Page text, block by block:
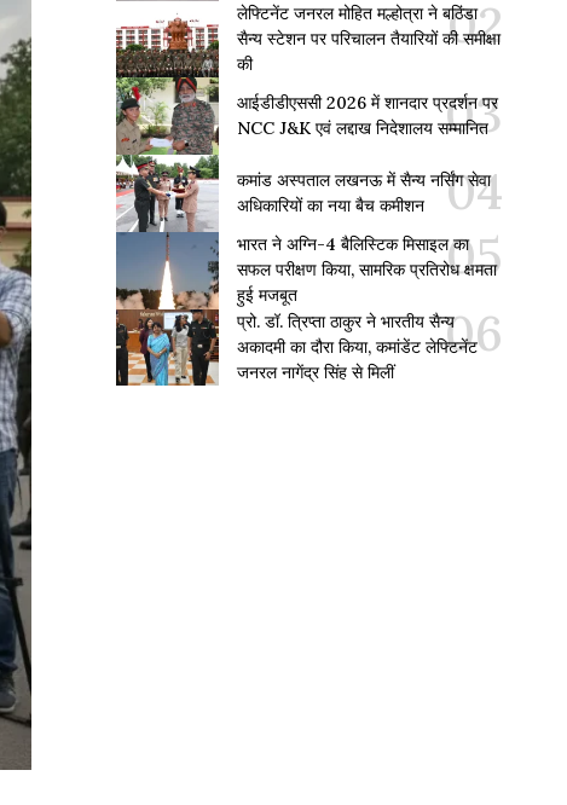
लेफ्टिनेंट जनरल मोहित मल्होत्रा ने बठिंडा
सैन्य स्टेशन पर परिचालन तैयारियों की समीक्षा
की
आईडीडीएससी 2026 में शानदार प्रदर्शन पर
NCC J&K एवं लद्दाख निदेशालय सम्मानित
कमांड अस्पताल लखनऊ में सैन्य नर्सिंग सेवा
अधिकारियों का नया बैच कमीशन
भारत ने अग्नि-4 बैलिस्टिक मिसाइल का
सफल परीक्षण किया, सामरिक प्रतिरोध क्षमता
हुई मजबूत
प्रो. डॉ. त्रिप्ता ठाकुर ने भारतीय सैन्य
अकादमी का दौरा किया, कमांडेंट लेफ्टिनेंट
जनरल नागेंद्र सिंह से मिलीं